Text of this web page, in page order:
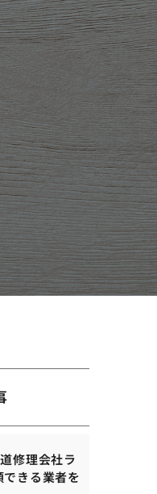
修理会社ラ
きる業者を